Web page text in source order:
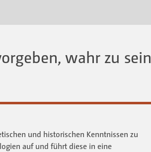
wahr zu sein
und historischen Kenntnissen zu
auf und führt diese in eine